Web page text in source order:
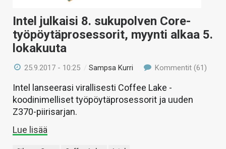
Intel julkaisi 8. sukupolven Core-
työpöytäprosessorit, myynti alkaa 5.
lokakuuta
25.9.2017 - 10:25 /Sampsa Kurri Kommentit (61)
Intel lanseerasi virallisesti Coffee Lake -
koodinimelliset työpöytäprosessorit ja uuden
Z370-piirisarjan.
Lue lisää